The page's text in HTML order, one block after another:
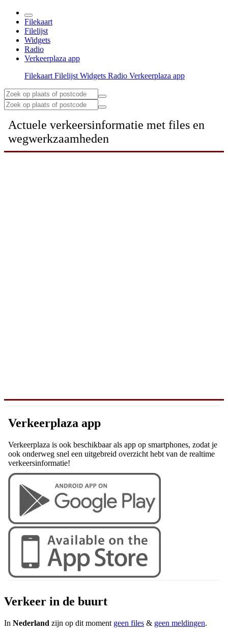
Filekaart
Filelijst
Widgets
Radio
Verkeerplaza app
Filekaart Filelijst Widgets Radio Verkeerplaza app
Actuele verkeersinformatie met files en
wegwerkzaamheden
Verkeerplaza app
Verkeerplaza is ook beschikbaar als app op smartphones, zodat je
ook onderweg snel een uitgebreid overzicht hebt van de realtime
verkeersinformatie!
Verkeer in de buurt
In Nederland zijn op dit moment geen files & geen meldingen.